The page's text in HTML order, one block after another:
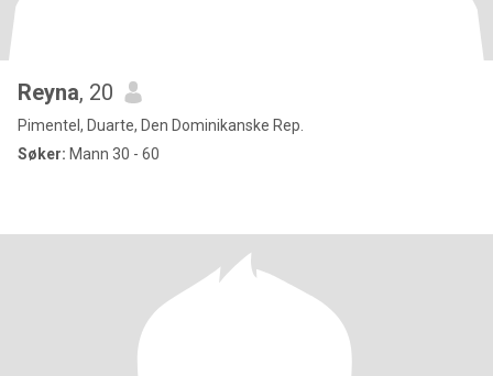
Reyna, 20
Pimentel, Duarte, Den Dominikanske Rep.
Søker: Mann 30 - 60